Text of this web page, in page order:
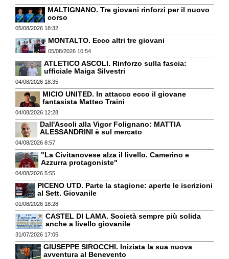
MALTIGNANO. Tre giovani rinforzi per il nuovo
corso
05/08/2026 18:32
MONTALTO. Ecco altri tre giovani
05/08/2026 10:54
ATLETICO ASCOLI. Rinforzo sulla fascia:
ufficiale Maiga Silvestri
04/08/2026 18:35
MICIO UNITED. In attacco ecco il giovane
fantasista Matteo Traini
04/08/2026 12:28
Dall'Ascoli alla Vigor Folignano: MATTIA
ALESSANDRINI è sul mercato
04/08/2026 8:57
"La Civitanovese alza il livello. Camerino e
Azzurra protagoniste"
04/08/2026 5:55
PICENO UTD. Parte la stagione: aperte le iscrizioni
al Sett. Giovanile
01/08/2026 18:28
CASTEL DI LAMA. Società sempre più solida
anche a livello giovanile
31/07/2026 17:05
GIUSEPPE SIROCCHI. Iniziata la sua nuova
avventura al Benevento